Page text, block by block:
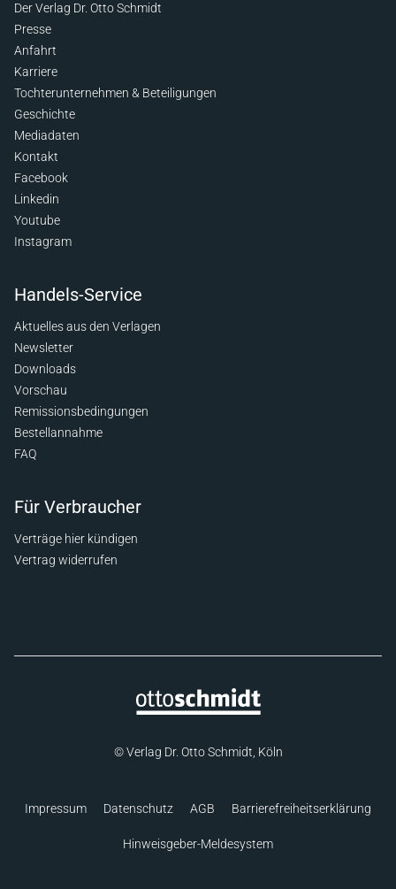
Der Verlag Dr. Otto Schmidt
Presse
Anfahrt
Karriere
Tochterunternehmen & Beteiligungen
Geschichte
Mediadaten
Kontakt
Facebook
Linkedin
Youtube
Instagram
Handels-Service
Aktuelles aus den Verlagen
Newsletter
Downloads
Vorschau
Remissionsbedingungen
Bestellannahme
FAQ
Für Verbraucher
Verträge hier kündigen
Vertrag widerrufen
© Verlag Dr. Otto Schmidt, Köln
Impressum Datenschutz AGB Barrierefreiheitserklärung
Hinweisgeber-Meldesystem